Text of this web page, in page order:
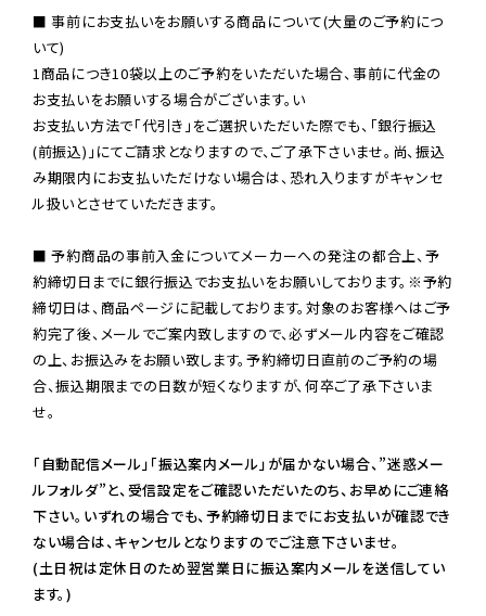
■ 事前にお支払いをお願いする商品について(大量のご予約につ
いて)
1商品につき10袋以上のご予約をいただいた場合、事前に代金の
お支払いをお願いする場合がございます。い
お支払い方法で「代引き」をご選択いただいた際でも、「銀行振込
(前振込)」にてご請求となりますので、ご了承下さいませ。尚、振込
み期限内にお支払いただけない場合は、恐れ入りますがキャンセ
ル扱いとさせていただきます。
■ 予約商品の事前入金についてメーカーへの発注の都合上、予
約締切日までに銀行振込でお支払いをお願いしております。※予約
締切日は、商品ページに記載しております。対象のお客様へはご予
約完了後、メールでご案内致しますので、必ずメール内容をご確認
の上、お振込みをお願い致します。予約締切日直前のご予約の場
合、振込期限までの日数が短くなりますが、何卒ご了承下さいま
せ。
「自動配信メール」「振込案内メール」が届かない場合、”迷惑メー
ルフォルダ”と、受信設定をご確認いただいたのち、お早めにご連絡
下さい。いずれの場合でも、予約締切日までにお支払いが確認でき
ない場合は、キャンセルとなりますのでご注意下さいませ。
(土日祝は定休日のため翌営業日に振込案内メールを送信してい
ます。)